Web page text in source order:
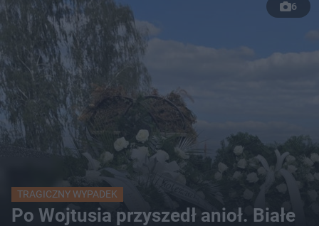
6
TRAGICZNY WYPADEK
Po Wojtusia przyszedł anioł. Białe